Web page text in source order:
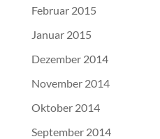
Februar 2015
Januar 2015
Dezember 2014
November 2014
Oktober 2014
September 2014